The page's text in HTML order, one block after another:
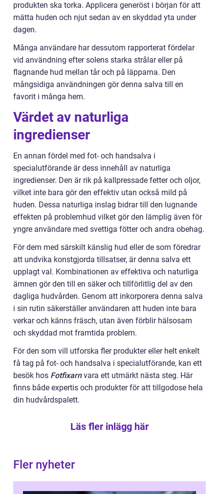
produkten ska torka. Applicera generöst i början för att
mätta huden och njut sedan av en skyddad yta under
dagen.
Många användare har dessutom rapporterat fördelar
vid användning efter solens starka strålar eller på
flagnande hud mellan tår och på läpparna. Den
mångsidiga användningen gör denna salva till en
favorit i många hem.
Värdet av naturliga
ingredienser
En annan fördel med fot- och handsalva i
specialutförande är dess innehåll av naturliga
ingredienser. Den är rik på kallpressade fetter och oljor,
vilket inte bara gör den effektiv utan också mild på
huden. Dessa naturliga inslag bidrar till den lugnande
effekten på problemhud vilket gör den lämplig även för
yngre användare med svettiga fötter och andra obehag.
För dem med särskilt känslig hud eller de som föredrar
att undvika konstgjorda tillsatser, är denna salva ett
upplagt val. Kombinationen av effektiva och naturliga
ämnen gör den till en säker och tillförlitlig del av den
dagliga hudvården. Genom att inkorporera denna salva
i sin rutin säkerställer användaren att huden inte bara
verkar och känns fräsch, utan även förblir hälsosam
och skyddad mot framtida problem.
För den som vill utforska fler produkter eller helt enkelt
få tag på fot- och handsalva i specialutförande, kan ett
besök hos Fotfixarn vara ett utmärkt nästa steg. Här
finns både expertis och produkter för att tillgodose hela
din hudvårdspalett.
Läs fler inlägg här
Fler nyheter